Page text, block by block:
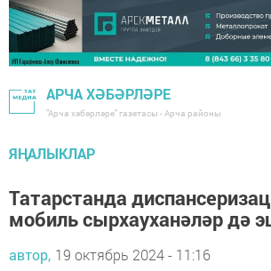
АРЧА ХӘБӘРЛӘРЕ
"Арча хәбәрләре" газетасы - Арча районы
ЯҢАЛЫКЛАР
Татарстанда
мобиль сырхауханәләр дә
автор, 19 октябрь 2024 - 11:16